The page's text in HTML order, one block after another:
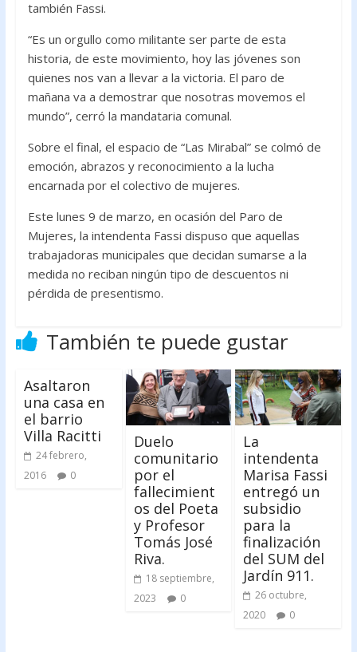
también Fassi.
“Es un orgullo como militante ser parte de esta
historia, de este movimiento, hoy las jóvenes son
quienes nos van a llevar a la victoria. El paro de
mañana va a demostrar que nosotras movemos el
mundo”, cerró la mandataria comunal.
Sobre el final, el espacio de “Las Mirabal” se colmó de
emoción, abrazos y reconocimiento a la lucha
encarnada por el colectivo de mujeres.
Este lunes 9 de marzo, en ocasión del Paro de
Mujeres, la intendenta Fassi dispuso que aquellas
trabajadoras municipales que decidan sumarse a la
medida no reciban ningún tipo de descuentos ni
pérdida de presentismo.
También te puede gustar
Asaltaron
una casa en
el barrio
Villa Racitti
24 febrero,
2016
0
Duelo
comunitario
por el
fallecimient
os del Poeta
y Profesor
Tomás José
Riva.
18 septiembre,
2023
0
La
intendenta
Marisa Fassi
entregó un
subsidio
para la
finalización
del SUM del
Jardín 911.
26 octubre,
2020
0